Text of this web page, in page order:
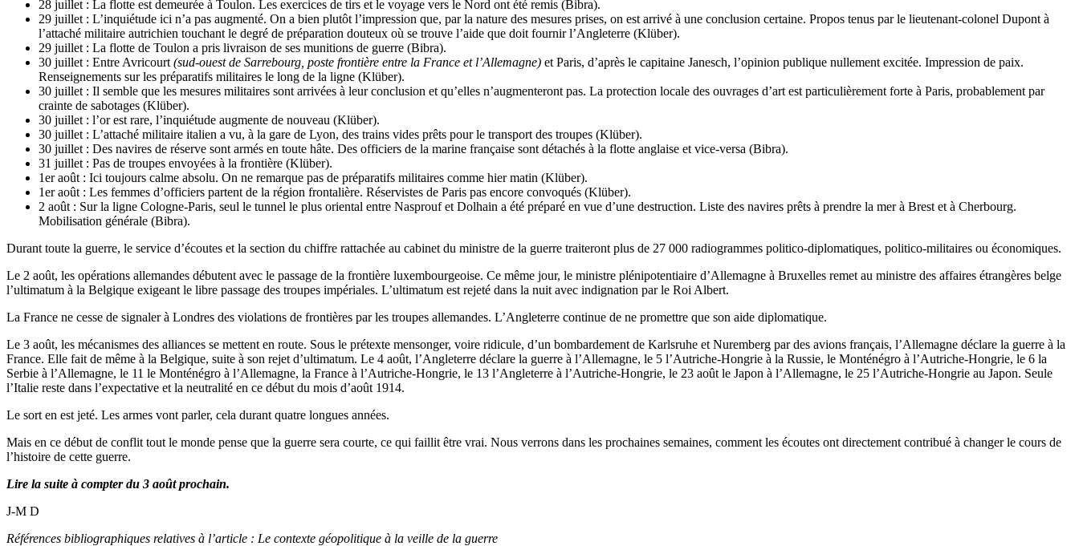
28 juillet : La flotte est demeurée à Toulon. Les exercices de tirs et le voyage vers le Nord ont été remis (Bibra).
29 juillet : L’inquiétude ici n’a pas augmenté. On a bien plutôt l’impression que, par la nature des mesures prises, on est arrivé à une conclusion certaine. Propos tenus par le lieutenant-colonel Dupont à
l’attaché militaire autrichien touchant le degré de préparation douteux où se trouve l’aide que doit fournir l’Angleterre (Klüber).
29 juillet : La flotte de Toulon a pris livraison de ses munitions de guerre (Bibra).
30 juillet : Entre Avricourt (sud-ouest de Sarrebourg, poste frontière entre la France et l’Allemagne) et Paris, d’après le capitaine Janesch, l’opinion publique nullement excitée. Impression de paix.
Renseignements sur les préparatifs militaires le long de la ligne (Klüber).
30 juillet : Il semble que les mesures militaires sont arrivées à leur conclusion et qu’elles n’augmenteront pas. La protection locale des ouvrages d’art est particulièrement forte à Paris, probablement par
crainte de sabotages (Klüber).
30 juillet : l’or est rare, l’inquiétude augmente de nouveau (Klüber).
30 juillet : L’attaché militaire italien a vu, à la gare de Lyon, des trains vides prêts pour le transport des troupes (Klüber).
30 juillet : Des navires de réserve sont armés en toute hâte. Des officiers de la marine française sont détachés à la flotte anglaise et vice-versa (Bibra).
31 juillet : Pas de troupes envoyées à la frontière (Klüber).
1er août : Ici toujours calme absolu. On ne remarque pas de préparatifs militaires comme hier matin (Klüber).
1er août : Les femmes d’officiers partent de la région frontalière. Réservistes de Paris pas encore convoqués (Klüber).
2 août : Sur la ligne Cologne-Paris, seul le tunnel le plus oriental entre Nasprouf et Dolhain a été préparé en vue d’une destruction. Liste des navires prêts à prendre la mer à Brest et à Cherbourg.
Mobilisation générale (Bibra).
Durant toute la guerre, le service d’écoutes et la section du chiffre rattachée au cabinet du ministre de la guerre traiteront plus de 27 000 radiogrammes politico-diplomatiques, politico-militaires ou économiques.
Le 2 août, les opérations allemandes débutent avec le passage de la frontière luxembourgeoise. Ce même jour, le ministre plénipotentiaire d’Allemagne à Bruxelles remet au ministre des affaires étrangères belge
l’ultimatum à la Belgique exigeant le libre passage des troupes impériales. L’ultimatum est rejeté dans la nuit avec indignation par le Roi Albert.
La France ne cesse de signaler à Londres des violations de frontières par les troupes allemandes. L’Angleterre continue de ne promettre que son aide diplomatique.
Le 3 août, les mécanismes des alliances se mettent en route. Sous le prétexte mensonger, voire ridicule, d’un bombardement de Karlsruhe et Nuremberg par des avions français, l’Allemagne déclare la guerre à la
France. Elle fait de même à la Belgique, suite à son rejet d’ultimatum. Le 4 août, l’Angleterre déclare la guerre à l’Allemagne, le 5 l’Autriche-Hongrie à la Russie, le Monténégro à l’Autriche-Hongrie, le 6 la
Serbie à l’Allemagne, le 11 le Monténégro à l’Allemagne, la France à l’Autriche-Hongrie, le 13 l’Angleterre à l’Autriche-Hongrie, le 23 août le Japon à l’Allemagne, le 25 l’Autriche-Hongrie au Japon. Seule
l’Italie reste dans l’expectative et la neutralité en ce début du mois d’août 1914.
Le sort en est jeté. Les armes vont parler, cela durant quatre longues années.
Mais en ce début de conflit tout le monde pense que la guerre sera courte, ce qui faillit être vrai. Nous verrons dans les prochaines semaines, comment les écoutes ont directement contribué à changer le cours de
l’histoire de cette guerre.
Lire la suite à compter du 3 août prochain.
J-M D
Références bibliographiques relatives à l’article : Le contexte géopolitique à la veille de la guerre